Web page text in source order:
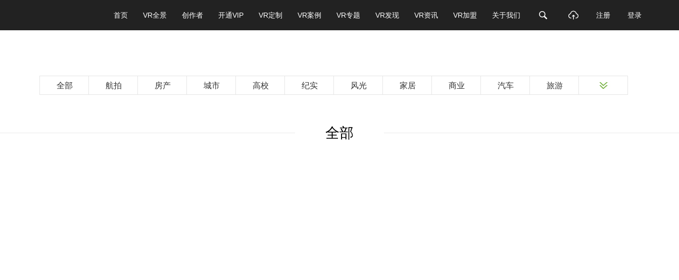
首页 VR全景 创作者 开通VIP VR定制 VR案例 VR专题 VR发现 VR资讯 VR加盟 关于我们 注册 登录
全部 航拍 房产 城市 高校 纪实 风光 家居 商业 汽车 旅游
全部